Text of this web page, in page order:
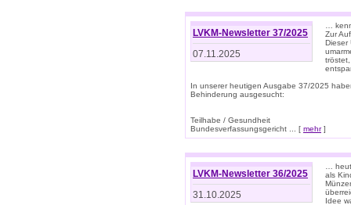
LVKM-Newsletter 37/2025
07.11.2025
…
Zur
Dieser
In unserer heutigen Ausgabe 37/2025
Behinderung ausgesucht:
Teilhabe / Gesundheit
Bundesverfassungsgericht ... [ mehr]
LVKM-Newsletter 36/2025
31.10.2025
…
als
Idee